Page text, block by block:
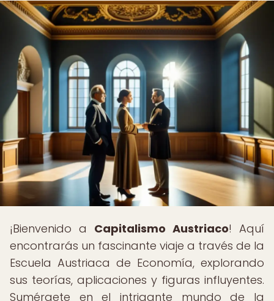
¡Bienvenido a Capitalismo Austriaco! Aquí
encontrarás un fascinante viaje a través de la
Escuela Austriaca de Economía, explorando
sus teorías, aplicaciones y figuras influyentes.
Sumérgete en el intrigante mundo de la